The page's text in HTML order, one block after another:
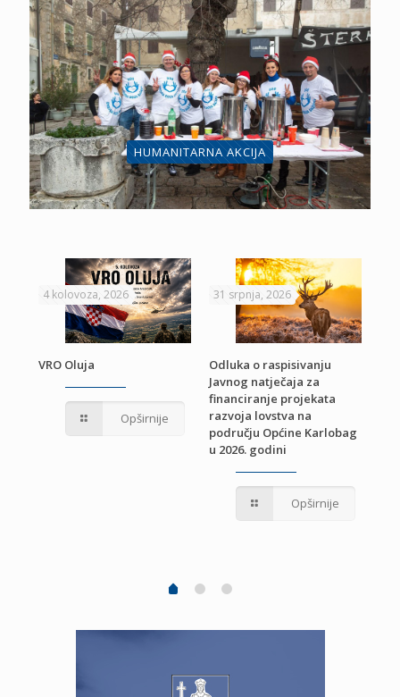
HUMANITARNA AKCIJA
4 kolovoza, 2026
VRO Oluja
Opširnije
31 srpnja, 2026
Odluka o raspisivanju
Javnog natječaja za
financiranje projekata
razvoja lovstva na
području Općine Karlobag
u 2026. godini
Opširnije